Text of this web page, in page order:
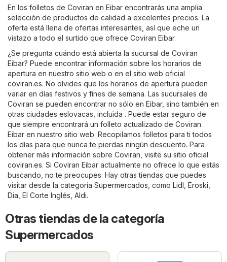
En los folletos de Coviran en Eibar encontrarás una amplia
selección de productos de calidad a excelentes precios. La
oferta está llena de ofertas interesantes, así que eche un
vistazo a todo el surtido que ofrece Coviran Eibar.
¿Se pregunta cuándo está abierta la sucursal de Coviran
Eibar? Puede encontrar información sobre los horarios de
apertura en nuestro sitio web o en el sitio web oficial
coviran.es. No olvides que los horarios de apertura pueden
variar en días festivos y fines de semana. Las sucursales de
Coviran se pueden encontrar no sólo en Eibar, sino también en
otras ciudades eslovacas, incluida . Puede estar seguro de
que siempre encontrará un folleto actualizado de Coviran
Eibar en nuestro sitio web. Recopilamos folletos para ti todos
los días para que nunca te pierdas ningún descuento. Para
obtener más información sobre Coviran, visite su sitio oficial
coviran.es. Si Coviran Eibar actualmente no ofrece lo que estás
buscando, no te preocupes. Hay otras tiendas que puedes
visitar desde la categoría Supermercados , como Lidl Eroski
Dia El Corte Inglés Aldi.
Otras tiendas de la categoría
Supermercados